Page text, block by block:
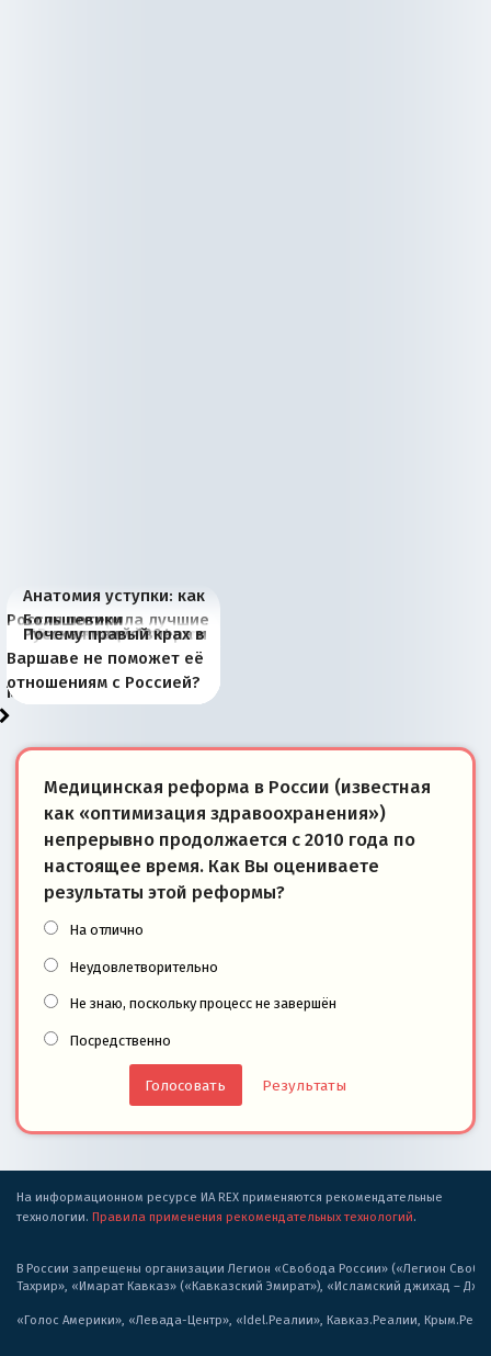
Анатомия уступки: как
Россия потеряла лучшие
рыбопромысловые
районы Баренцева
моря
Большевики
отличаются от «Яблока»
тем, что они -
победители
Киевская марионетка
Запада рассказала о
«переобувании» хозяев
В России назрели
перемены: 15 шагов к
суверенной экономике
Миграционный пожар
Европы
Россия начинает
сбрасывать балласт
Анкориджа
Россия зимой 1904
года: первые уступки во
внутренней политике
Русская нация вчера и
сегодня
Почему правый крах в
Варшаве не поможет её
отношениям с Россией?
Медицинская реформа в России (известная
как «оптимизация здравоохранения»)
непрерывно продолжается с 2010 года по
настоящее время. Как Вы оцениваете
результаты этой реформы?
На отлично
Неудовлетворительно
Не знаю, поскольку процесс не завершён
Посредственно
Результаты
На информационном ресурсе ИА REX применяются рекомендательные
технологии. Правила применения рекомендательных технологий.
В России запрещены организации Легион «Свобода России» («Легион
Тахрир», «Имарат Кавказ» («Кавказский Эмират»), «Исламский джихад –
«Голос Америки», «Левада-Центр», «Idel.Реалии», Кавказ.Реалии,